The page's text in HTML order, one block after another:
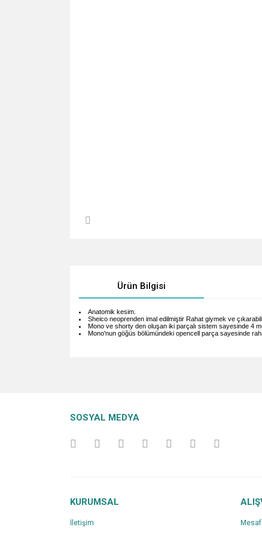
Ürün Bilgisi
Anatomik kesim.
Sheico neoprenden imal edilmiştir Rahat giymek ve
Mono ve shorty den oluşan iki parçalı sistem sayesinde 4
Mono'nun göğüs bölümündeki opencell parça sayesinde
Ürün açıklamasında eksik bilgiler bulunuyor.
SOSYAL MEDYA
KURUMSAL
İletişim